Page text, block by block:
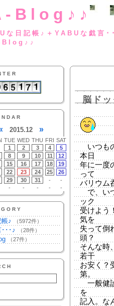
Blog♪♪
な日記帳♪
Blog♪♪
2015.12 »
TUE WED THU FRI SAT
1 2 3 4
5
8 9 10 11
12
15 16 17 18
19
22 23 24 25
26
29 30 31 -
-
- - - - -
帳♪ （5972件）
･･♪ （28件）
（27件）
脳ド
いつも
本日
年に一度
って
バリウム
で、い
ック
受けよう
気を
失って倒
頭？
そんな時
若干
お安く？
第。
一般健
を
記入。な